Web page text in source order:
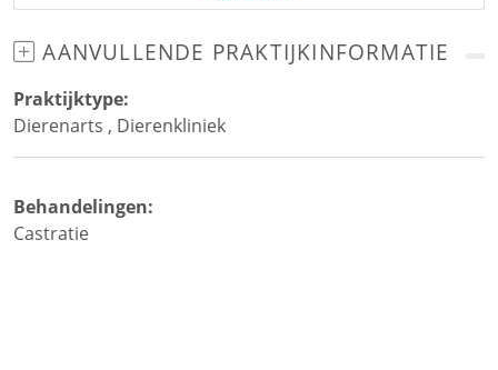
AANVULLENDE PRAKTIJKINFORMATIE
Praktijktype:
Dierenarts , Dierenkliniek
Behandelingen:
Castratie